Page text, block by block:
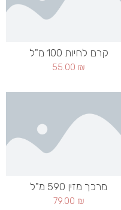
קרם לחיות 100 מ"ל
55.00 ₪
מרכך מזין 590 מ"ל
79.00 ₪